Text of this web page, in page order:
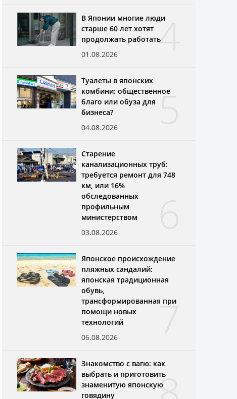
4
В Японии многие люди
старше 60 лет хотят
продолжать работать
01.08.2026
5
Туалеты в японских
комбини: общественное
благо или обуза для
бизнеса?
04.08.2026
Старение
канализационных труб:
требуется ремонт для 748
км, или 16%
обследованных
профильным
министерством
03.08.2026
7
Японское происхождение
пляжных сандалий:
японская традиционная
обувь,
трансформированная при
помощи новых
технологий
06.08.2026
Знакомство с вагю: как
выбрать и приготовить
знаменитую японскую
говядину